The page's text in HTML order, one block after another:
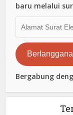
baru melalui
Surat
Elektronik
Bergabung